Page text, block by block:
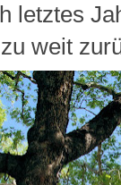
letztes
weit